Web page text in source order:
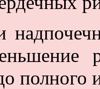
полного